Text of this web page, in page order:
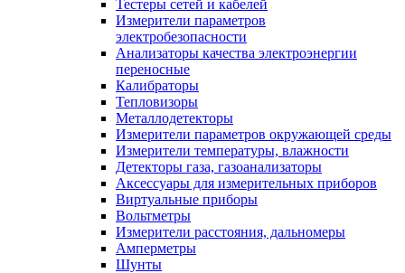
Тестеры сетей и кабелей
Измерители параметров
электробезопасности
Анализаторы качества электроэнергии
переносные
Калибраторы
Тепловизоры
Металлодетекторы
Измерители параметров окружающей среды
Измерители температуры, влажности
Детекторы газа, газоанализаторы
Аксессуары для измерительных приборов
Виртуальные приборы
Вольтметры
Измерители расстояния, дальномеры
Амперметры
Шунты